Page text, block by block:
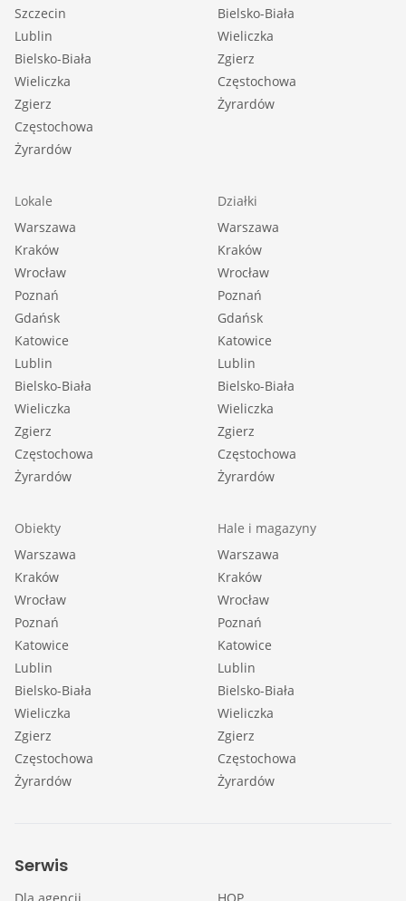
Szczecin
Lublin
Bielsko-Biała
Wieliczka
Zgierz
Częstochowa
Żyrardów
Bielsko-Biała
Wieliczka
Zgierz
Częstochowa
Żyrardów
Lokale
Warszawa
Kraków
Wrocław
Poznań
Gdańsk
Katowice
Lublin
Bielsko-Biała
Wieliczka
Zgierz
Częstochowa
Żyrardów
Działki
Warszawa
Kraków
Wrocław
Poznań
Gdańsk
Katowice
Lublin
Bielsko-Biała
Wieliczka
Zgierz
Częstochowa
Żyrardów
Obiekty
Warszawa
Kraków
Wrocław
Poznań
Katowice
Lublin
Bielsko-Biała
Wieliczka
Zgierz
Częstochowa
Żyrardów
Hale i magazyny
Warszawa
Kraków
Wrocław
Poznań
Katowice
Lublin
Bielsko-Biała
Wieliczka
Zgierz
Częstochowa
Żyrardów
Serwis